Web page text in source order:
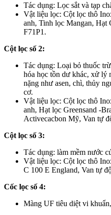
Tác dụng: Lọc sắt và tạp
Vật liệu lọc: Cột lọc thô
anh, Tinh lọc Mangan,
F71P1.
Cột lọc số 2:
Tác dụng: Loại bỏ thuốc
hóa học tồn dư khác, xử lý
nặng như asen, chì, thủy
cơ.
Vật liệu lọc: Cột lọc thô
anh, Hạt lọc Greensand -
Activecacbon Mỹ, Van tự
Cột lọc số 3:
Tác dụng: làm mềm nước
Vật liệu lọc: Cột lọc thô
C 100 E England, Van tự
Cốc lọc số 4:
Màng UF tiêu diệt vi